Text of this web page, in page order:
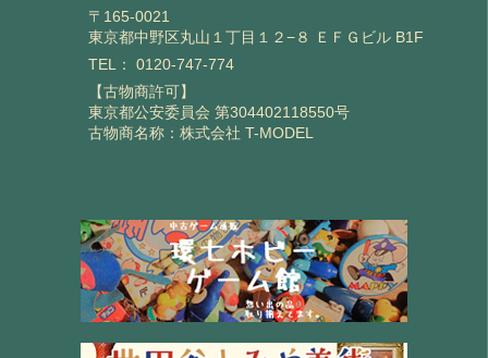
〒165-0021
東京都中野区丸山１丁目１２−８ ＥＦＧビル B1F
TEL： 0120-747-774
【古物商許可】
東京都公安委員会 第304402118550号
古物商名称：株式会社 T-MODEL